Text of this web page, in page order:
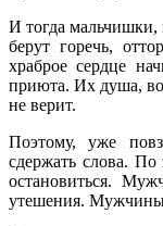
И тогда мальчишки,
берут горечь,
храброе сердце
приюта. Их душа,
не верит.
Поэтому, уже
сдержать слова.
остановиться.
утешения.